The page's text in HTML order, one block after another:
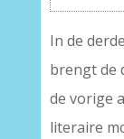
In de
brengt de
de vorige
literaire